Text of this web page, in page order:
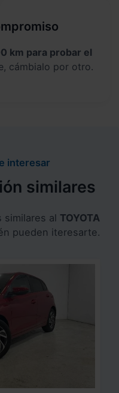
km para probar el
cámbialo por otro.
interesar
similares
similares al TOYOTA
pueden iteresarte.